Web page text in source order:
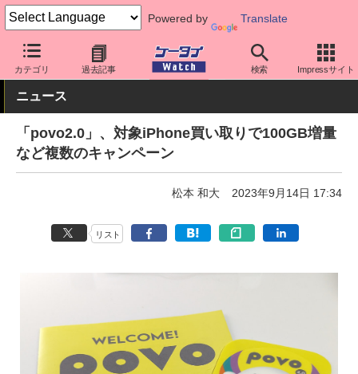
Powered by Translate
カテゴリ 過去記事 検索 Impressサイト
ケータイ Watch キャリア au povo
ニュース
「povo2.0」、対象iPhone買い取りで100GB増量
など複数のキャンペーン
松本 和大 2023年9月14日 17:34
リスト